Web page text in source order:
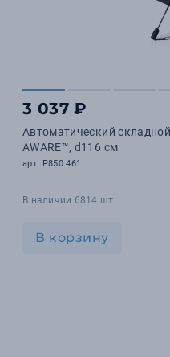
3 037 ₽
Автоматический
AWARE™, d116 см
арт. P850.461
В наличии 6814 шт.
В корзину